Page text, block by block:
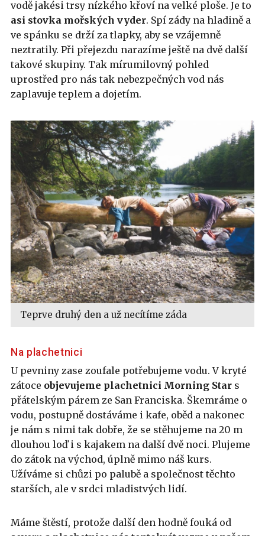
vodě jakési trsy nízkého křoví na velké ploše. Je to
asi stovka mořských vyder. Spí zády na hladině a
ve spánku se drží za tlapky, aby se vzájemně
neztratily. Při přejezdu narazíme ještě na dvě další
takové skupiny. Tak mírumilovný pohled
uprostřed pro nás tak nebezpečných vod nás
zaplavuje teplem a dojetím.
Teprve druhý den a už necítíme záda
Na plachetnici
U pevniny zase zoufale potřebujeme vodu. V kryté
zátoce objevujeme plachetnici Morning Star s
přátelským párem ze San Franciska. Škemráme o
vodu, postupně dostáváme i kafe, oběd a nakonec
je nám s nimi tak dobře, že se stěhujeme na 20 m
dlouhou loď i s kajakem na další dvě noci. Plujeme
do zátok na východ, úplně mimo náš kurs.
Užíváme si chůzi po palubě a společnost těchto
starších, ale v srdci mladistvých lidí.
Máme štěstí, protože další den hodně fouká od